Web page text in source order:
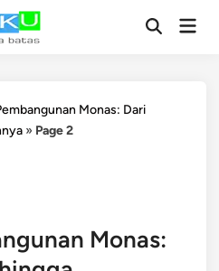
OpenMain
Monas: Dari
» Page 2
Monas: